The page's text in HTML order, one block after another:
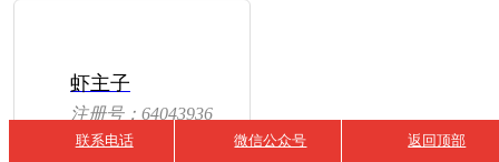
联系电话 微信公众号 返回顶部
虾主子
注册号：64043936